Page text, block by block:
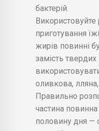
бактерій.
Використовуйте
приготування
жирів повинні
замість
оливкова,
Правильно
частина
половину дня —